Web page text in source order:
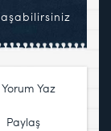
Yaz
Paylaş